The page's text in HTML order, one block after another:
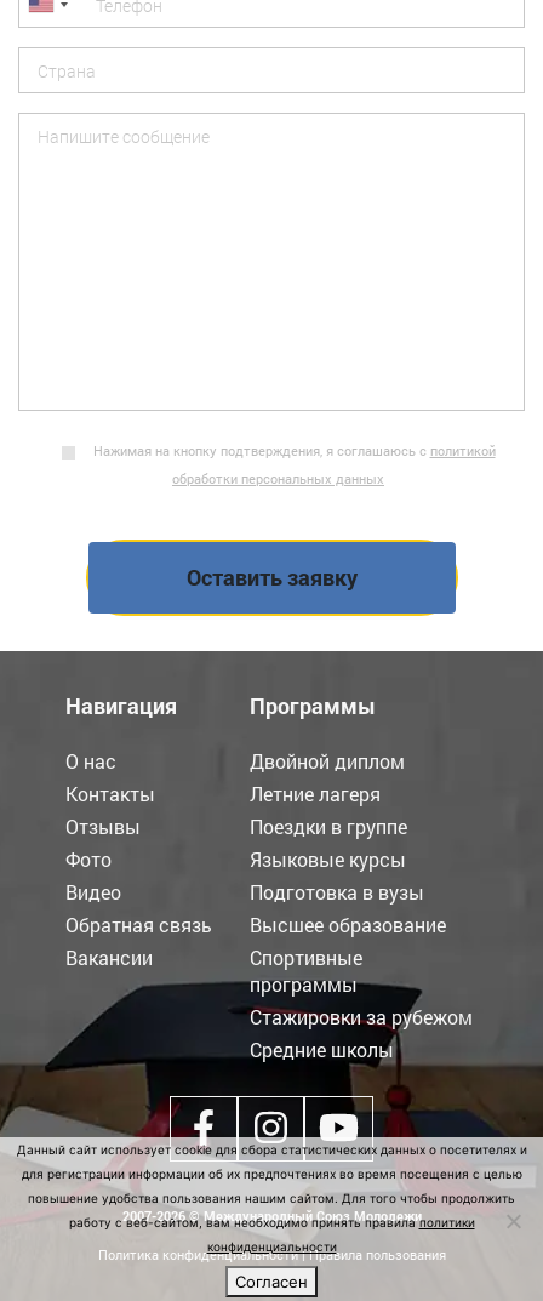
Нажимая на кнопку подтверждения, я соглашаюсь с политикой
обработки персональных данных
Навигация
О нас
Контакты
Отзывы
Фото
Видео
Обратная связь
Вакансии
Программы
Двойной диплом
Летние лагеря
Поездки в группе
Языковые курсы
Подготовка в вузы
Высшее образование
Спортивные
программы
Стажировки за рубежом
Средние школы
2007-2026 © Международный Союз Молодежи
Политика конфиденциальности|Правила пользования
Данный сайт использует cookie для сбора статистических данных о посетителях и
для регистрации информации об их предпочтениях во время посещения с целью
повышение удобства пользования нашим сайтом. Для того чтобы продолжить
работу с веб-сайтом, вам необходимо принять правилаполитики
конфиденциальности
Согласен